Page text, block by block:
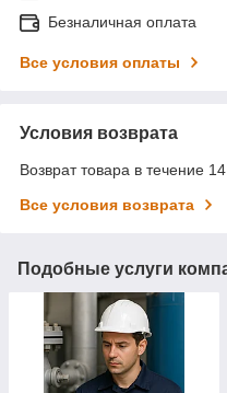
Безналичная оплата
Все условия оплаты
Условия возврата
Возврат товара в течение
Все условия возврата
Подобные услуги